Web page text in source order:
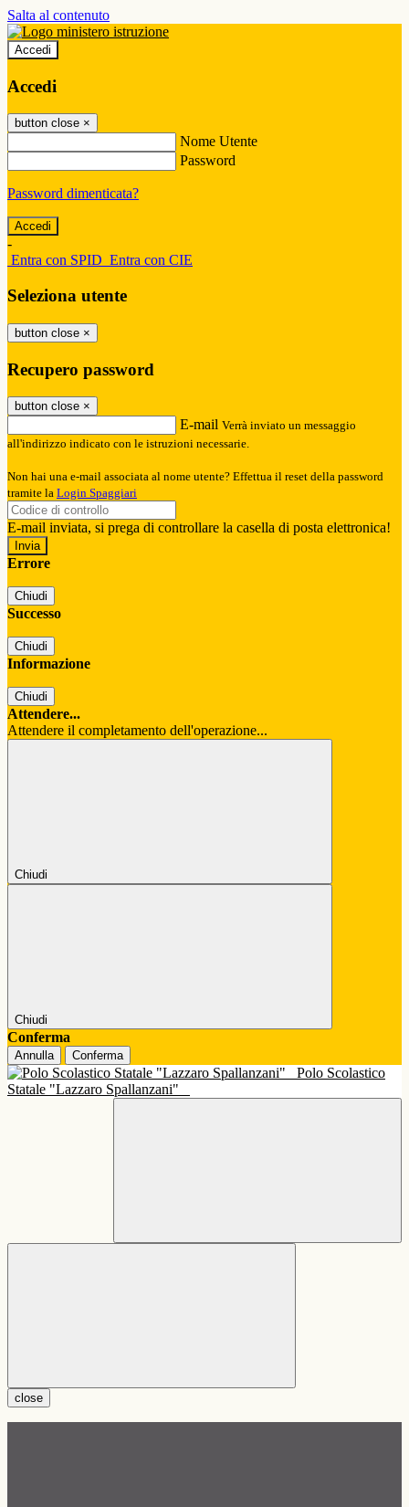
Salta al contenuto
Accedi
Accedi
button close ×
Nome Utente
Password
Password dimenticata?
-
Entra con SPID Entra con CIE
Seleziona utente
button close ×
Recupero password
button close ×
E-mail Verrà inviato un messaggio
all'indirizzo indicato con le istruzioni necessarie.
Non hai una e-mail associata al nome utente? Effettua il reset della password
tramite la Login Spaggiari
E-mail inviata, si prega di controllare la casella di posta elettronica!
Errore
Chiudi
Successo
Chiudi
Informazione
Chiudi
Attendere...
Attendere il completamento dell'operazione...
Chiudi
Chiudi
Conferma
Annulla Conferma
Polo Scolastico
Statale "Lazzaro Spallanzani"
close